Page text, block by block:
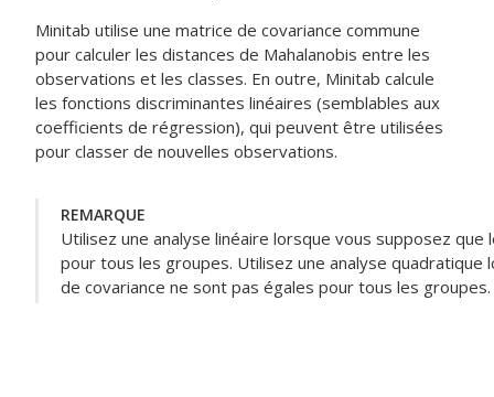
Minitab utilise une matrice de covariance commune
pour calculer les distances de Mahalanobis entre les
observations et les classes. En outre, Minitab calcule
les fonctions discriminantes linéaires (semblables aux
coefficients de régression), qui peuvent être utilisées
pour classer de nouvelles observations.
REMARQUE
Utilisez une analyse linéaire lorsque vous supposez
pour tous les groupes. Utilisez une analyse
de covariance ne sont pas égales pour tous les groupes.